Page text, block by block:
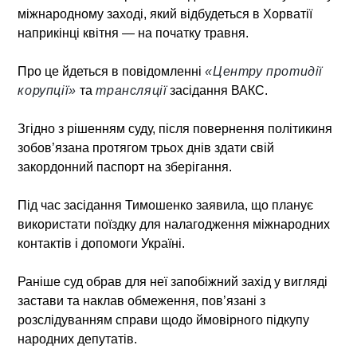
міжнародному заході, який відбудеться в Хорватії
наприкінці квітня — на початку травня.
Про це йдеться в повідомленні «Центру протидії
корупції»татрансляції засідання ВАКС.
Згідно з рішенням суду, після повернення політикиня
зобов’язана протягом трьох днів здати свій
закордонний паспорт на зберігання.
Під час засідання Тимошенко заявила, що планує
використати поїздку для налагодження міжнародних
контактів і допомоги Україні.
Раніше суд обрав для неї запобіжний захід у вигляді
застави та наклав обмеження, пов’язані з
розслідуванням справи щодо ймовірного підкупу
народних депутатів.